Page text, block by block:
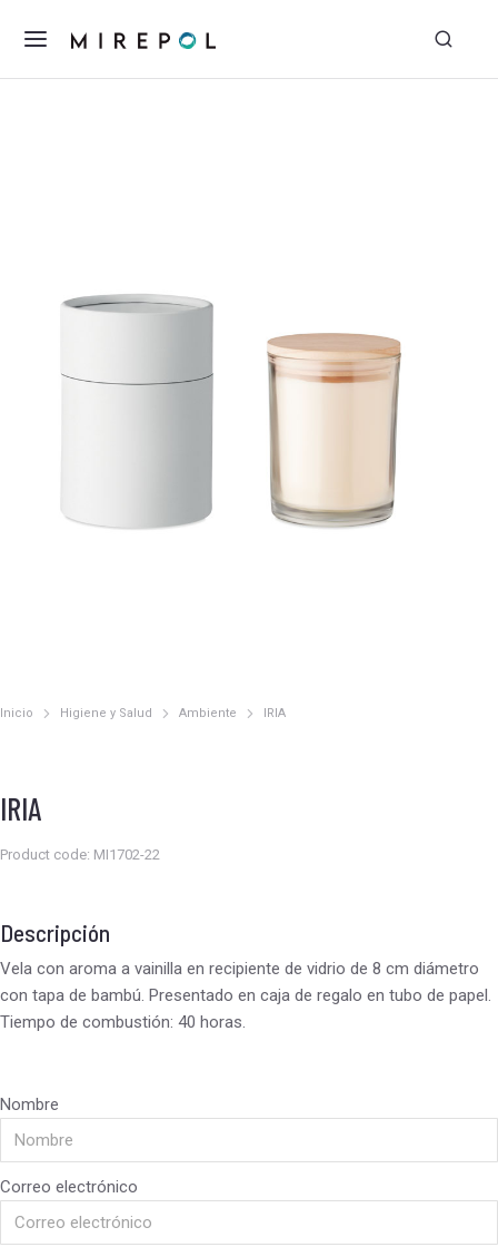
Estás aquí:
Inicio Higiene y Salud Ambiente IRIA
IRIA
Product code: MI1702-22
Descripción
Vela con aroma a vainilla en recipiente de vidrio de 8 cm diámetro
con tapa de bambú. Presentado en caja de regalo en tubo de papel.
Tiempo de combustión: 40 horas.
Nombre
Correo electrónico